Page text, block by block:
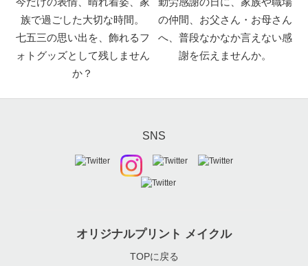
族で過ごした大切な時間。
七五三の思い出を、飾れるフ
ォトグッズとして残しません
か？
の仲間、お父さん・お母さん
へ、普段なかなか言えない感
謝を伝えませんか。
SNS
オリジナルプリント メイクル
TOPに戻る